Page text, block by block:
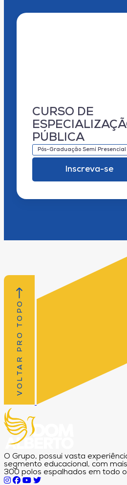
CURSO DE
PÚBLICA
Pós-Graduação Semi Presencial
Inscreva-se
VOLTAR PRO TOPO
O Grupo, possui vasta
segmento educacional, com
300 polos espalhados em todo o